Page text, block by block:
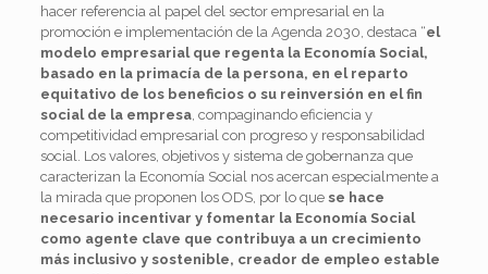
hacer referencia al papel del sector empresarial en la
promoción e implementación de la Agenda 2030, destaca “el
modelo empresarial que regenta la Economía Social,
basado en la primacía de la persona, en el reparto
equitativo de los beneficios o su reinversión en el fin
social de la empresa, compaginando eficiencia y
competitividad empresarial con progreso y responsabilidad
social. Los valores, objetivos y sistema de gobernanza que
caracterizan la Economía Social nos acercan especialmente a
la mirada que proponen los ODS, por lo que se hace
necesario incentivar y fomentar la Economía Social
como agente clave que contribuya a un crecimiento
más inclusivo y sostenible, creador de empleo estable